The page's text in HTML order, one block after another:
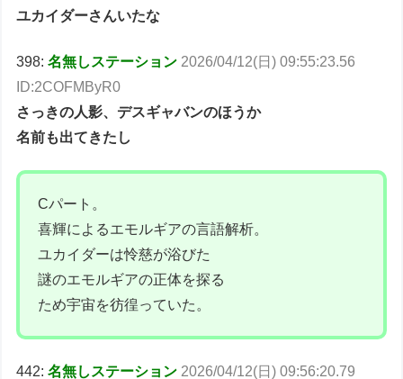
ユカイダーさんいたな
398:名無しステーション 2026/04/12(日) 09:55:23.56
ID:2COFMByR0
さっきの人影、デスギャバンのほうか
名前も出てきたし
Cパート。
喜輝によるエモルギアの言語解析。
ユカイダーは怜慈が浴びた
謎のエモルギアの正体を探る
ため宇宙を彷徨っていた。
442:名無しステーション 2026/04/12(日) 09:56:20.79